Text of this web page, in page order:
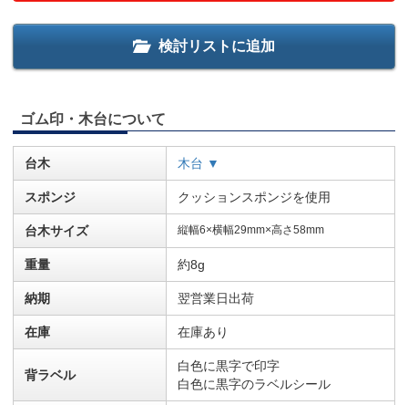
検討リストに追加
ゴム印・木台について
台木 木台 ▼
スポンジ クッションスポンジを使用
台木サイズ 縦幅6×横幅29mm×高さ58mm
重量 約8g
納期 翌営業日出荷
在庫 在庫あり
背ラベル
白色に黒字で印字
白色に黒字のラベルシール